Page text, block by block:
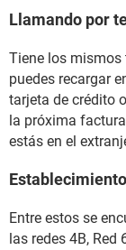
Llamando por
Tiene los mismos
puedes recargar
tarjeta de crédito
la próxima
estás en el
Entre estos se
las redes 4B, Red